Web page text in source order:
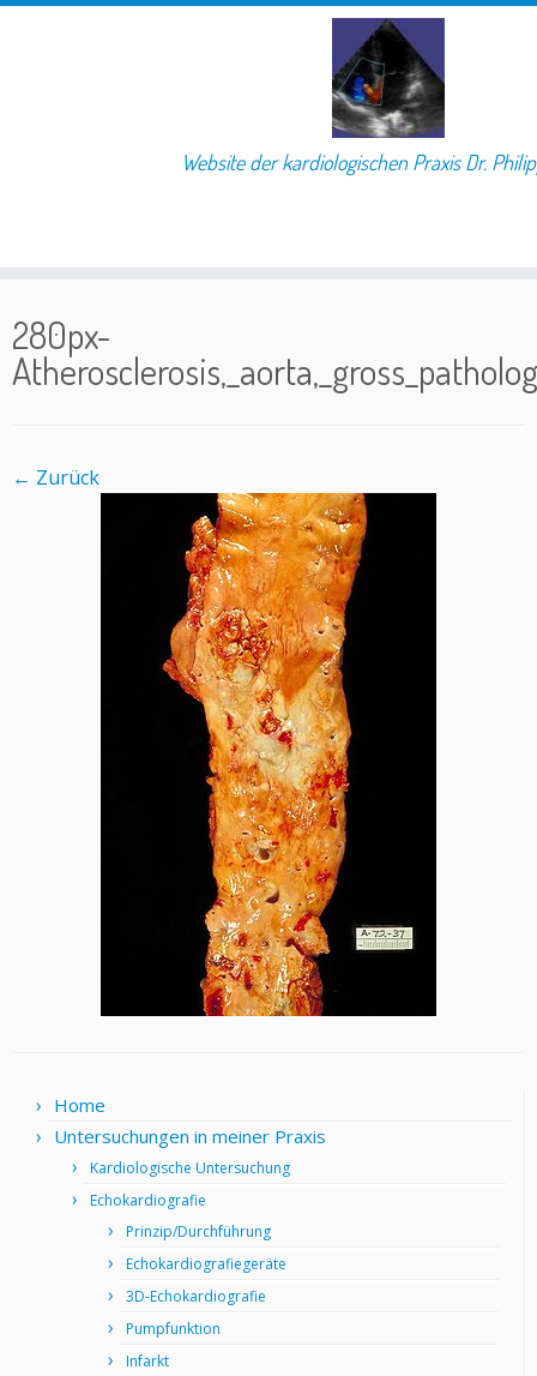
to
content
Website der kardiologischen Praxis Dr.
280px-
← Zurück
Home
Untersuchungen in meiner Praxis
Kardiologische Untersuchung
Echokardiografie
Prinzip/Durchführung
Echokardiografiegeräte
3D-Echokardiografie
Pumpfunktion
Infarkt